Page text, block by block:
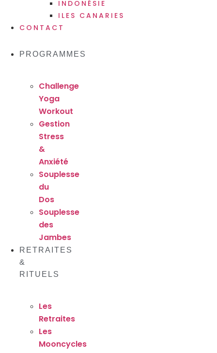
INDONÉSIE
ILES CANARIES
CONTACT
PROGRAMMES
Challenge
Yoga
Workout
Gestion
Stress
&
Anxiété
Souplesse
du
Dos
Souplesse
des
Jambes
RETRAITES
&
RITUELS
Les
Retraites
Les
Mooncycles